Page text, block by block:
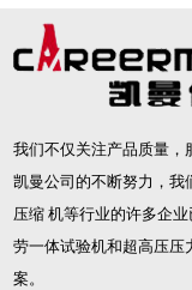
我们不仅关注产品质量，
凯曼公司的不断努力，我
压缩 机等行业的许多企
劳一体试验机和超高压压
案。